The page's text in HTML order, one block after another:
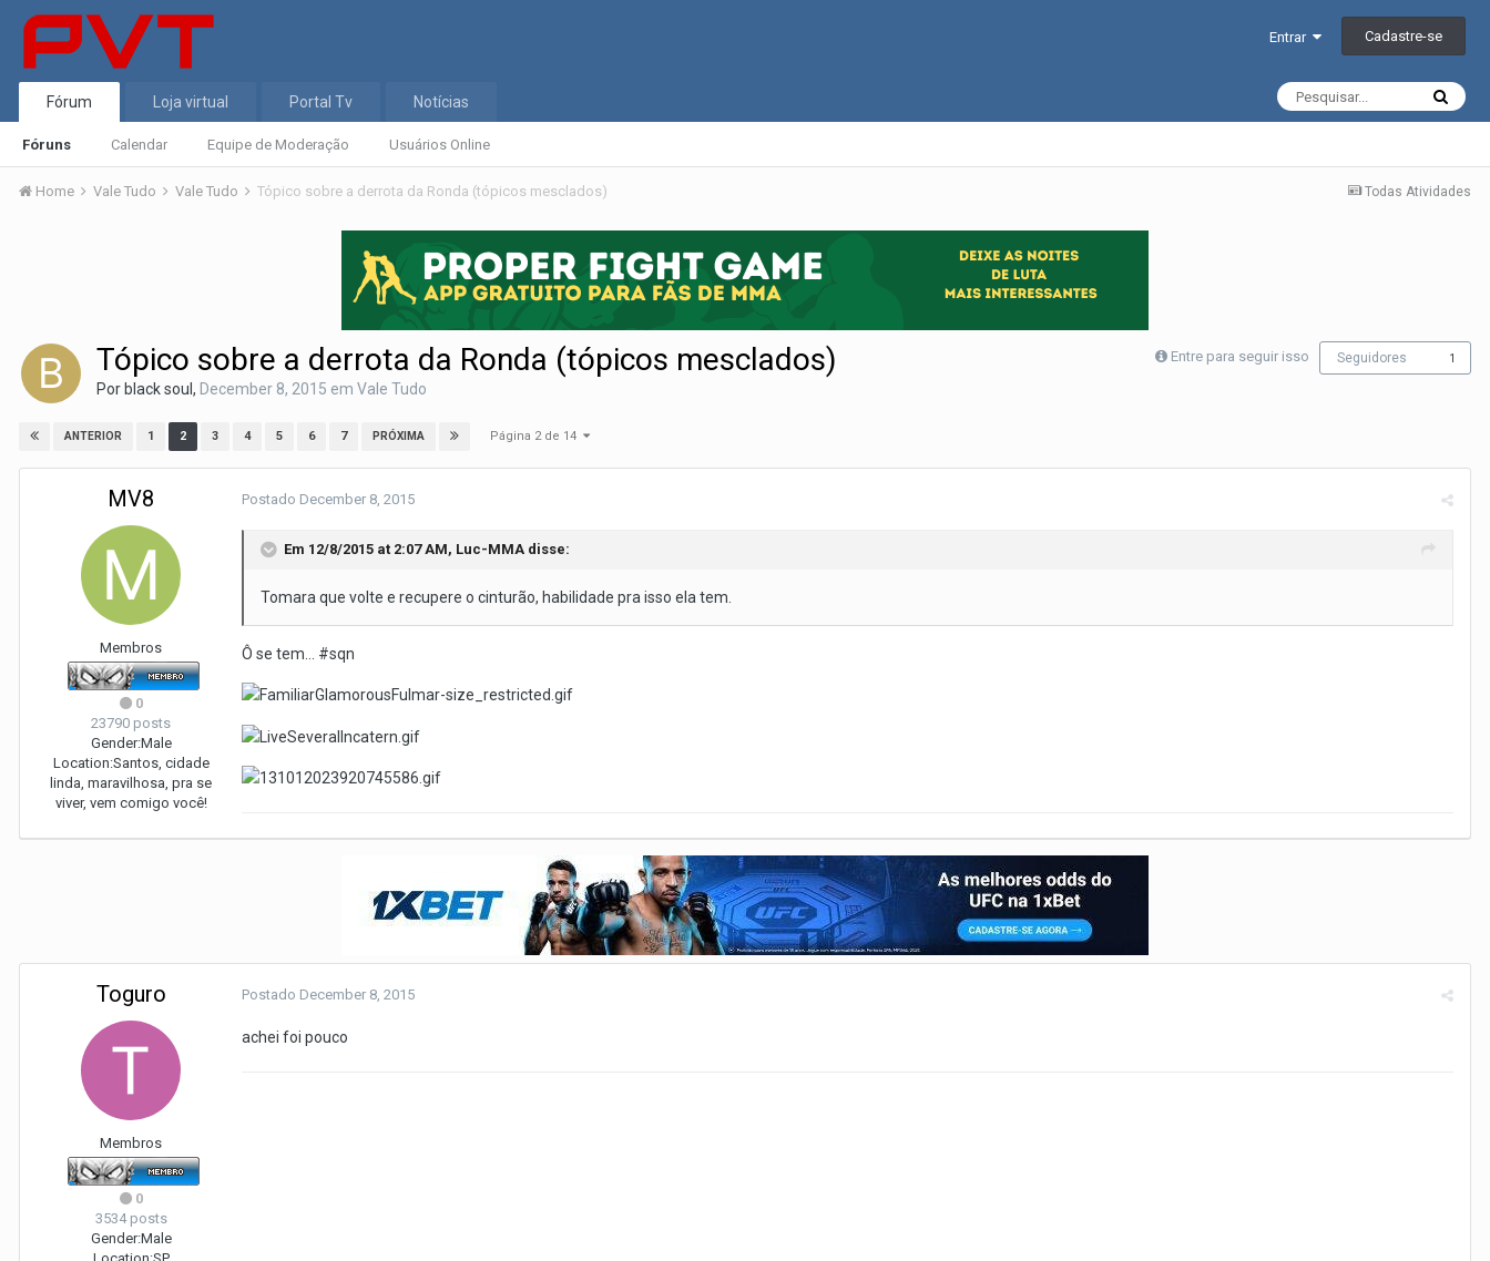
Entrar Cadastre-se
Fórum
Fóruns Calendar Equipe de Moderação Usuários Online
Loja virtual Portal Tv Notícias
Todas Atividades
Home Vale Tudo Vale Tudo Tópico sobre a derrota da Ronda (tópicos mesclados)
Entre para seguir isso Seguidores 1
Tópico sobre a derrota da Ronda (tópicos mesclados)
Por black soul , December 8, 2015 em Vale Tudo
ANTERIOR 1 2 3 4 5 6 7 PRÓXIMA Página 2 de 14
MV8
Membros
0
23790 posts
Gender:Male
Location:Santos, cidade
linda, maravilhosa, pra se
viver, vem comigo você!
Postado December 8, 2015
Em 12/8/2015 at 2:07 AM, Luc-MMA disse:
Tomara que volte e recupere o cinturão, habilidade pra isso ela tem.
Ô se tem... #sqn
Toguro
Membros
0
3534 posts
Gender:Male
Postado December 8, 2015
achei foi pouco